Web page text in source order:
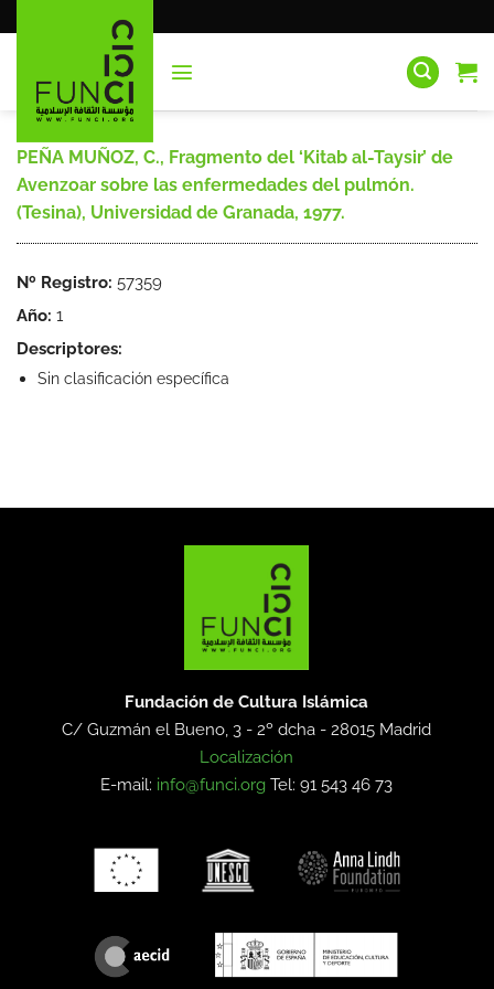
al
PEÑA MUÑOZ, C., Fragmento del ‘Kitab al-Taysir’ de
Avenzoar sobre las enfermedades del pulmón.
(Tesina), Universidad de Granada, 1977.
Nº Registro: 57359
Año: 1
Descriptores:
Sin clasificación específica
Fundación de Cultura Islámica
C/ Guzmán el Bueno, 3 - 2º dcha -28015 Madrid
Localización
E-mail: info@funci.org Tel: 91 543 46 73